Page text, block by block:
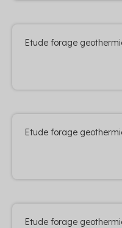
Etude forage
Etude forage
Etude forage